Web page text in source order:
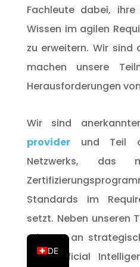
Fachleute dabei,
Wissen im agilen
zu erweitern. Wir sind
machen unsere
Herausforderungen
Wir sind
providerund Teil
Netzwerks, das
Standards im
setzt. Neben unseren
mit IREB an
wie Artificial
DE